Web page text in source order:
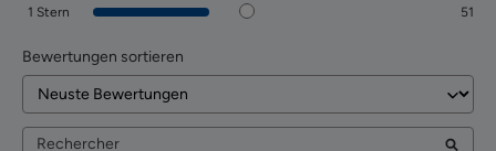
1 Stern 51
Bewertungen sortieren